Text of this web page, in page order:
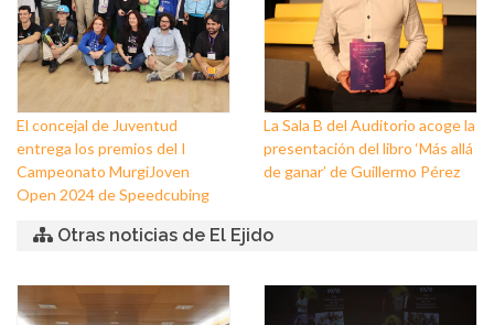
El concejal de Juventud
entrega los premios del I
Campeonato MurgiJoven
Open 2024 de Speedcubing
La Sala B del Auditorio acoge la
presentación del libro ‘Más allá
de ganar’ de Guillermo Pérez
Otras noticias de El Ejido